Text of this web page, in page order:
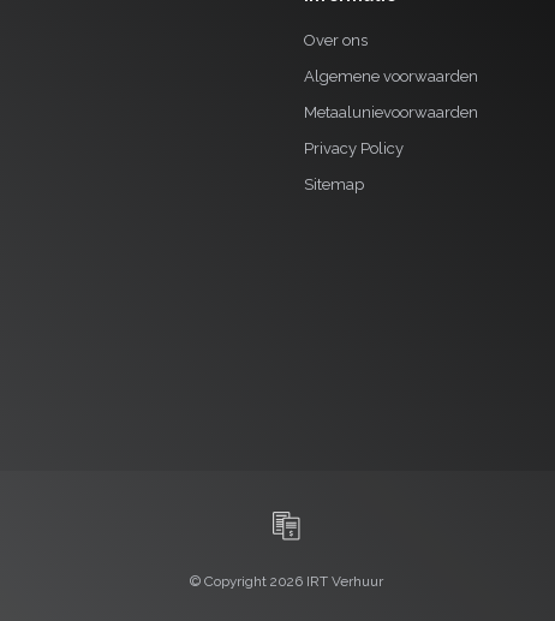
Over ons
Algemene voorwaarden
Metaalunievoorwaarden
Privacy Policy
Sitemap
© Copyright 2026 IRT Verhuur